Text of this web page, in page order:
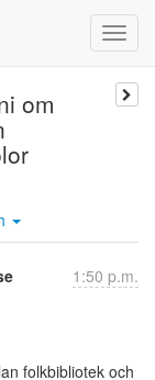
om
1:50 p.m.